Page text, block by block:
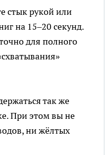
стык рукой или
на 15–20 секунд.
для полного
так же
При этом вы не
ни жёлтых